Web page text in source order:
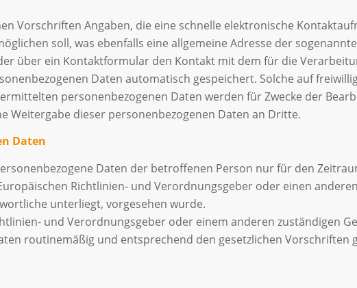
Vorschriften Angaben, die eine schnelle elektronische
soll, was ebenfalls eine allgemeine Adresse der
über ein Kontaktformular den Kontakt mit dem für die
Daten automatisch gespeichert. Solche auf
personenbezogenen Daten werden für Zwecke der
Weitergabe dieser personenbezogenen Daten an Dritte.
Daten
Daten der betroffenen Person nur für den
Richtlinien- und Verordnungsgeber oder einen
unterliegt, vorgesehen wurde.
und Verordnungsgeber oder einem anderen zuständigen
routinemäßig und entsprechend den gesetzlichen Vorschriften